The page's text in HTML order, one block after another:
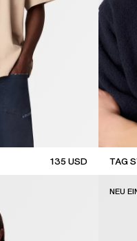
135USD TAG
NEU